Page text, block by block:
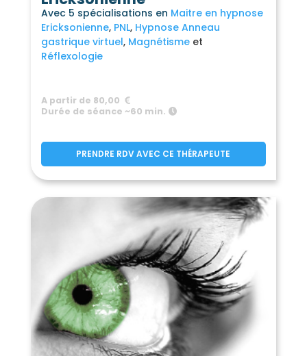
Avec 5 spécialisations en Maitre en hypnose
Ericksonienne PNL Hypnose Anneau
gastrique virtuel Magnétisme
Réflexologie
A partir de 80,00
Durée de séance ~60 min.
PRENDRE RDV AVEC CE THÉRAPEUTE